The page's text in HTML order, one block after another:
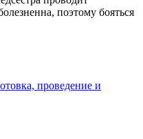
поэтому бояться
проведение и